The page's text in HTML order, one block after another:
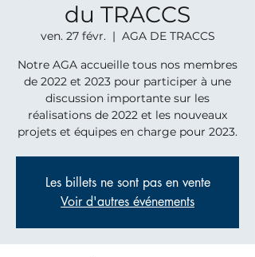
du TRACCS
ven. 27 févr.
  |
AGA DE TRACCS
Notre AGA accueille tous nos membres
de 2022 et 2023 pour participer à une
discussion importante sur les
réalisations de 2022 et les nouveaux
projets et équipes en charge pour 2023.
Les billets ne sont pas en vente
Voir d'autres événements